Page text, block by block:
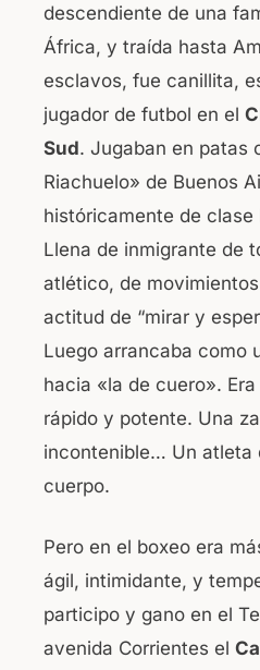
descendiente de una
África, y traída hasta
esclavos, fue canillita,
jugador de futbol en el
Sud. Jugaban en patas
Riachuelo» de Buenos
históricamente de clase
Llena de inmigrante de
atlético, de
actitud de “mirar y
Luego arrancaba como
hacia «la de cuero».
rápido y potente. Una
incontenible… Un atleta
cuerpo.
Pero en el boxeo era
ágil, intimidante, y
participo y gano en el
avenida Corrientes el